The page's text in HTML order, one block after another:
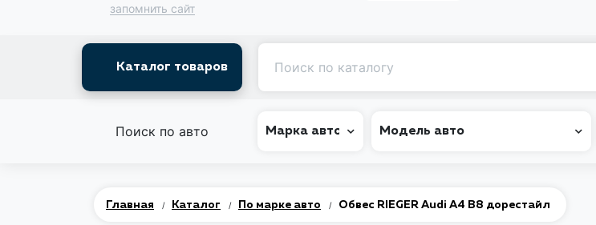
запомнить сайт
Каталог товаров
Поиск по авто Марка авто Модель авто
Главная / Каталог / По марке авто / Обвес RIEGER Audi A4 B8 дорестайл